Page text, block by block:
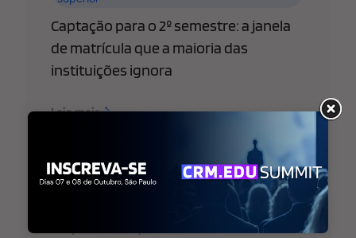
Captação para o 2º semestre: a janela
de matrícula que a maioria das
instituições ignora
Leia mais
Estratégia de
Marketing Educacional
WhatsApp libera “@username” para
empresas: o que sua escola ou